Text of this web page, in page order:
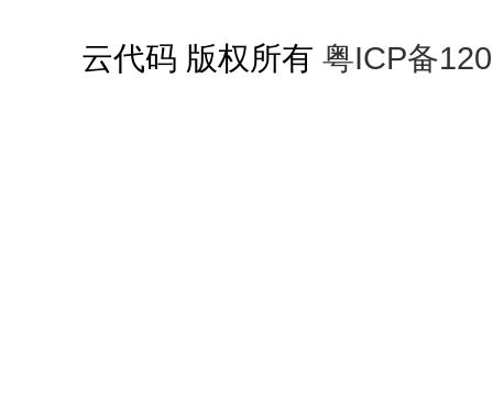
云代码 版权所有 粤ICP备